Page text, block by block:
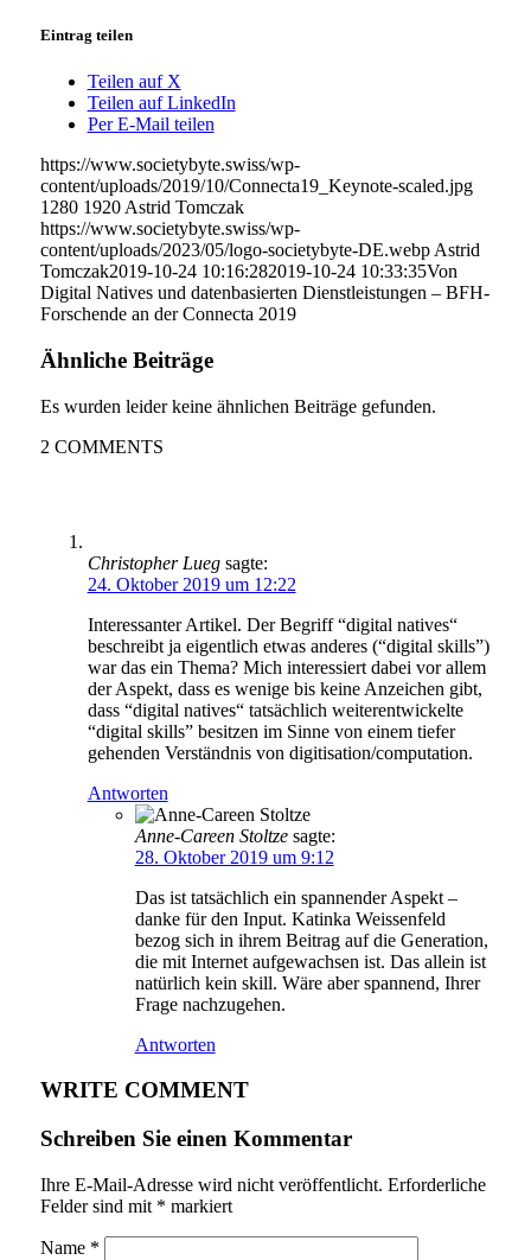
Eintrag teilen
Teilen auf X
Teilen auf LinkedIn
Per E-Mail teilen
https://www.societybyte.swiss/wp-
content/uploads/2019/10/Connecta19_Keynote-scaled.jpg
1280 1920 Astrid Tomczak
https://www.societybyte.swiss/wp-
content/uploads/2023/05/logo-societybyte-DE.webp Astrid
Tomczak2019-10-24 10:16:282019-10-24 10:33:35Von
Digital Natives und datenbasierten Dienstleistungen – BFH-
Forschende an der Connecta 2019
Ähnliche Beiträge
Es wurden leider keine ähnlichen Beiträge gefunden.
2 COMMENTS
Christopher Lueg sagte:
24. Oktober 2019 um 12:22
Interessanter Artikel. Der Begriff “digital natives“
beschreibt ja eigentlich etwas anderes (“digital skills”)
war das ein Thema? Mich interessiert dabei vor allem
der Aspekt, dass es wenige bis keine Anzeichen gibt,
dass “digital natives“ tatsächlich weiterentwickelte
“digital skills” besitzen im Sinne von einem tiefer
gehenden Verständnis von digitisation/computation.
Antworten
Anne-Careen Stoltze sagte:
28. Oktober 2019 um 9:12
Das ist tatsächlich ein spannender Aspekt –
danke für den Input. Katinka Weissenfeld
bezog sich in ihrem Beitrag auf die Generation,
die mit Internet aufgewachsen ist. Das allein ist
natürlich kein skill. Wäre aber spannend, Ihrer
Frage nachzugehen.
Antworten
WRITE COMMENT
Schreiben Sie einen Kommentar
Ihre E-Mail-Adresse wird nicht veröffentlicht. Erforderliche
Felder sind mit * markiert
Name *